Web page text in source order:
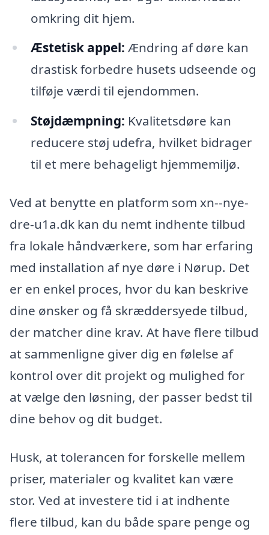
omkring dit hjem.
Æstetisk appel: Ændring af døre kan
drastisk forbedre husets udseende og
tilføje værdi til ejendommen.
Støjdæmpning: Kvalitetsdøre kan
reducere støj udefra, hvilket bidrager
til et mere behageligt hjemmemiljø.
Ved at benytte en platform som xn--nye-
dre-u1a.dk kan du nemt indhente tilbud
fra lokale håndværkere, som har erfaring
med installation af nye døre i Nørup. Det
er en enkel proces, hvor du kan beskrive
dine ønsker og få skræddersyede tilbud,
der matcher dine krav. At have flere tilbud
at sammenligne giver dig en følelse af
kontrol over dit projekt og mulighed for
at vælge den løsning, der passer bedst til
dine behov og dit budget.
Husk, at tolerancen for forskelle mellem
priser, materialer og kvalitet kan være
stor. Ved at investere tid i at indhente
flere tilbud, kan du både spare penge og